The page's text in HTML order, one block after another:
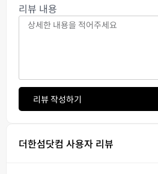
리뷰 내용
리뷰 작성하기
더한섬닷컴 사용자 리뷰